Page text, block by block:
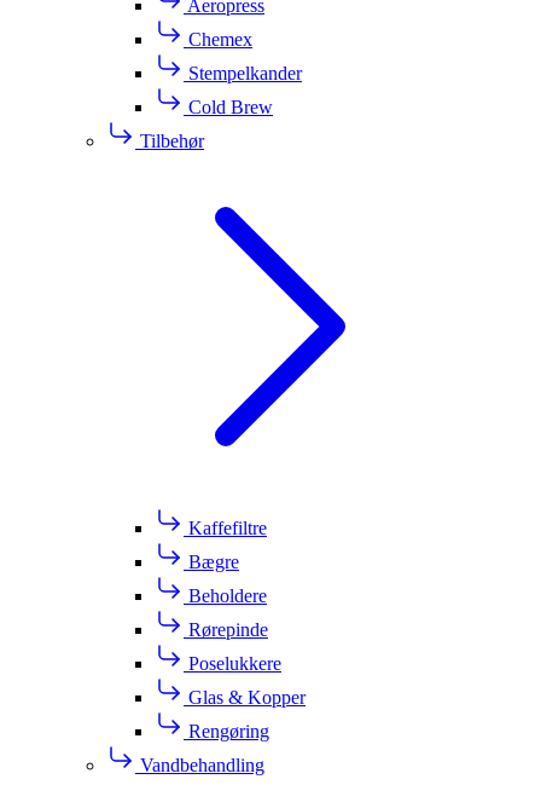
Aeropress
Chemex
Stempelkander
Cold Brew
Tilbehør
Kaffefiltre
Bægre
Beholdere
Rørepinde
Poselukkere
Glas & Kopper
Rengøring
Vandbehandling